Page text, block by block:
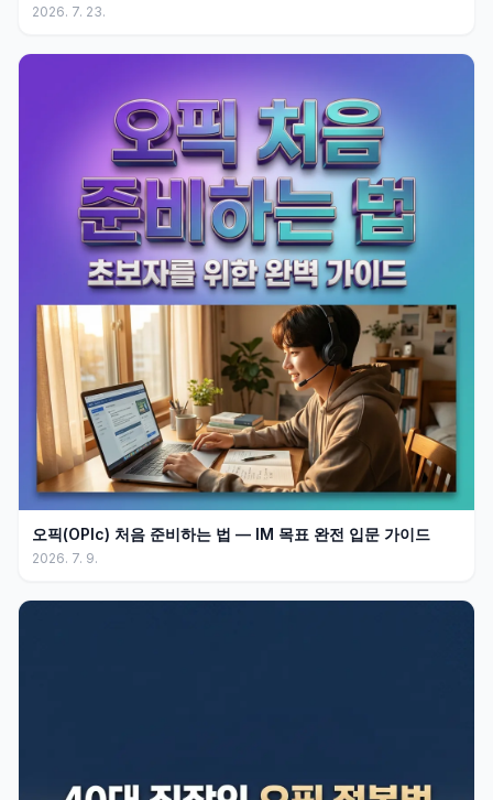
2026. 7. 23.
오픽(OPIc) 처음 준비하는 법 — IM 목표 완전 입문 가이드
2026. 7. 9.